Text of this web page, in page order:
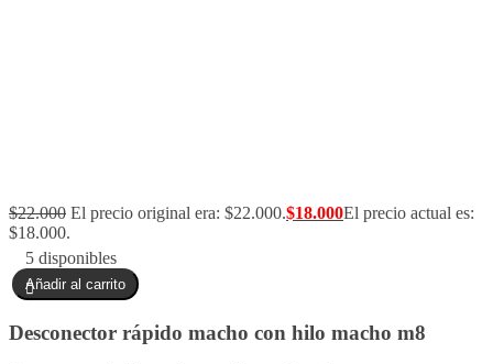
$22.000 El precio original era: $22.000.$18.000El precio actual es:
$18.000.
5 disponibles
Añadir al carrito
Desconector rápido macho con hilo macho m8